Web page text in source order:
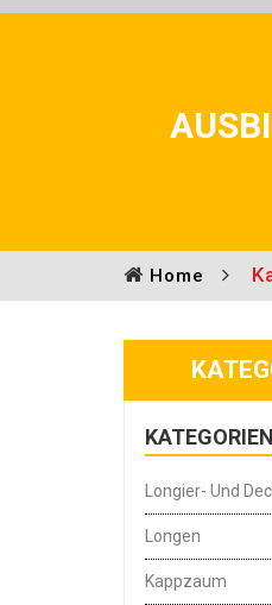
Home
KATEGORIEN
Longier- Und
Longen
Kappzaum